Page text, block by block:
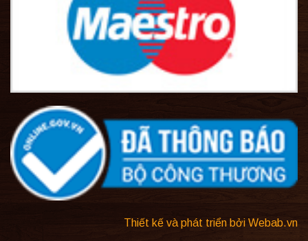
Thiết kế và phát triển bởi Webab.vn